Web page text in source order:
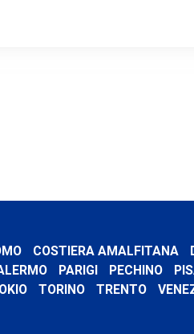
COSTIERA AMALFITANA
PARIGI PECHINO
TORINO TRENTO